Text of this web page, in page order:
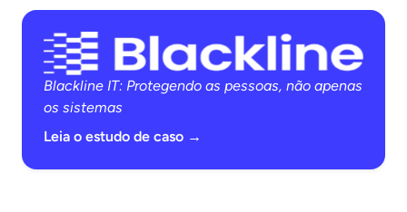
Blackline IT: Protegendo as pessoas, não apenas
os sistemas
Leia o estudo de caso →